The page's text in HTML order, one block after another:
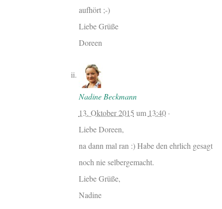
aufhört ;-)
Liebe Grüße
Doreen
Nadine Beckmann
13. Oktober 2015 um 13:40·
Liebe Doreen,
na dann mal ran :) Habe den ehrlich gesagt
noch nie selbergemacht.
Liebe Grüße,
Nadine